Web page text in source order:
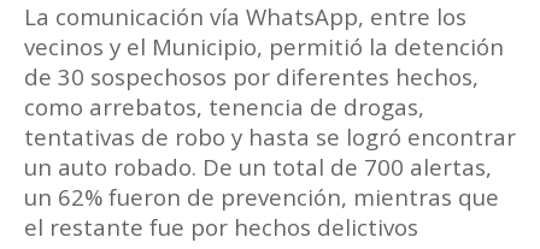
La comunicación vía WhatsApp, entre los
vecinos y el Municipio, permitió la detención
de 30 sospechosos por diferentes hechos,
como arrebatos, tenencia de drogas,
tentativas de robo y hasta se logró encontrar
un auto robado. De un total de 700 alertas,
un 62% fueron de prevención, mientras que
el restante fue por hechos delictivos